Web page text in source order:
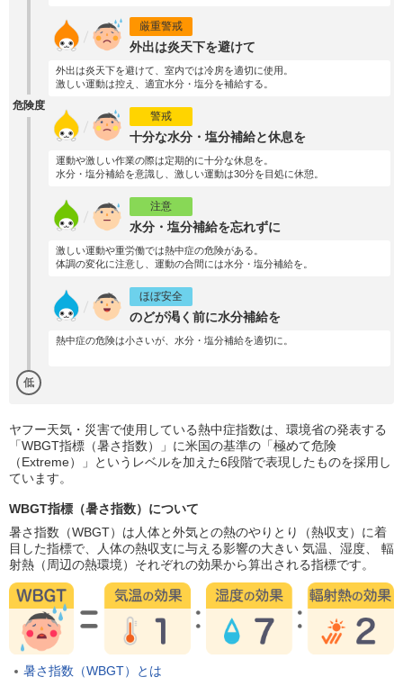
危険度
低
厳重警戒
外出は炎天下を避けて
外出は炎天下を避けて、室内では冷房を適切に使用。
激しい運動は控え、適宜水分・塩分を補給する。
警戒
十分な水分・塩分補給と休息を
運動や激しい作業の際は定期的に十分な休息を。
水分・塩分補給を意識し、激しい運動は30分を目処に休憩。
注意
水分・塩分補給を忘れずに
激しい運動や重労働では熱中症の危険がある。
体調の変化に注意し、運動の合間には水分・塩分補給を。
ほぼ安全
のどが渇く前に水分補給を
熱中症の危険は小さいが、水分・塩分補給を適切に。
ヤフー天気・災害で使用している熱中症指数は、環境省の発表する
「WBGT指標（暑さ指数）」に米国の基準の「極めて危険
（Extreme）」というレベルを加えた6段階で表現したものを採用し
ています。
WBGT指標（暑さ指数）について
暑さ指数（WBGT）は人体と外気との熱のやりとり（熱収支）に着
目した指標で、人体の熱収支に与える影響の大きい 気温、湿度、 輻
射熱（周辺の熱環境）それぞれの効果から算出される指標です。
暑さ指数（WBGT）とは